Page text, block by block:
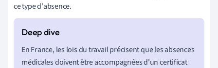
ce type d'absence.
En France, les lois du travail précisent que les absences
médicales doivent être accompagnées d'un certificat